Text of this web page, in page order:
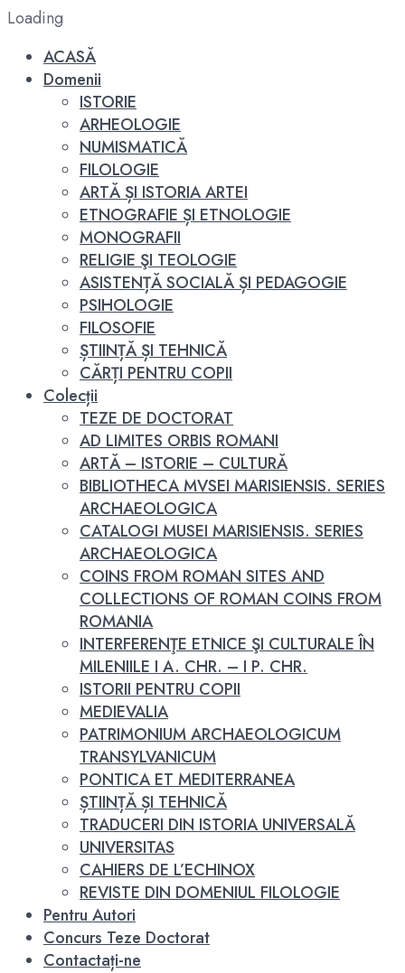
Loading
ACASĂ
Domenii
ISTORIE
ARHEOLOGIE
NUMISMATICĂ
FILOLOGIE
ARTĂ ȘI ISTORIA ARTEI
ETNOGRAFIE ȘI ETNOLOGIE
MONOGRAFII
RELIGIE ŞI TEOLOGIE
ASISTENȚĂ SOCIALĂ ȘI PEDAGOGIE
PSIHOLOGIE
FILOSOFIE
ȘTIINȚĂ ȘI TEHNICĂ
CĂRȚI PENTRU COPII
Colecții
TEZE DE DOCTORAT
AD LIMITES ORBIS ROMANI
ARTĂ – ISTORIE – CULTURĂ
BIBLIOTHECA MVSEI MARISIENSIS. SERIES
ARCHAEOLOGICA
CATALOGI MUSEI MARISIENSIS. SERIES
ARCHAEOLOGICA
COINS FROM ROMAN SITES AND
COLLECTIONS OF ROMAN COINS FROM
ROMANIA
INTERFERENŢE ETNICE ŞI CULTURALE ÎN
MILENIILE I A. CHR. – I P. CHR.
ISTORII PENTRU COPII
MEDIEVALIA
PATRIMONIUM ARCHAEOLOGICUM
TRANSYLVANICUM
PONTICA ET MEDITERRANEA
ȘTIINȚĂ ȘI TEHNICĂ
TRADUCERI DIN ISTORIA UNIVERSALĂ
UNIVERSITAS
CAHIERS DE L’ECHINOX
REVISTE DIN DOMENIUL FILOLOGIE
Pentru Autori
Concurs Teze Doctorat
Contactați-ne